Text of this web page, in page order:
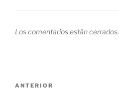
Los comentarios están cerrados.
Navegación
Entrada
ANTERIOR